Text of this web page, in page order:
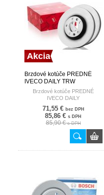
Akcia
Brzdové kotúče PREDNÉ
IVECO DAILY TRW
Brzdové kotúče PREDNÉ
IVECO DAILY
71,55 € bez DPH
85,86 € s DPH
85,90 €s DPH